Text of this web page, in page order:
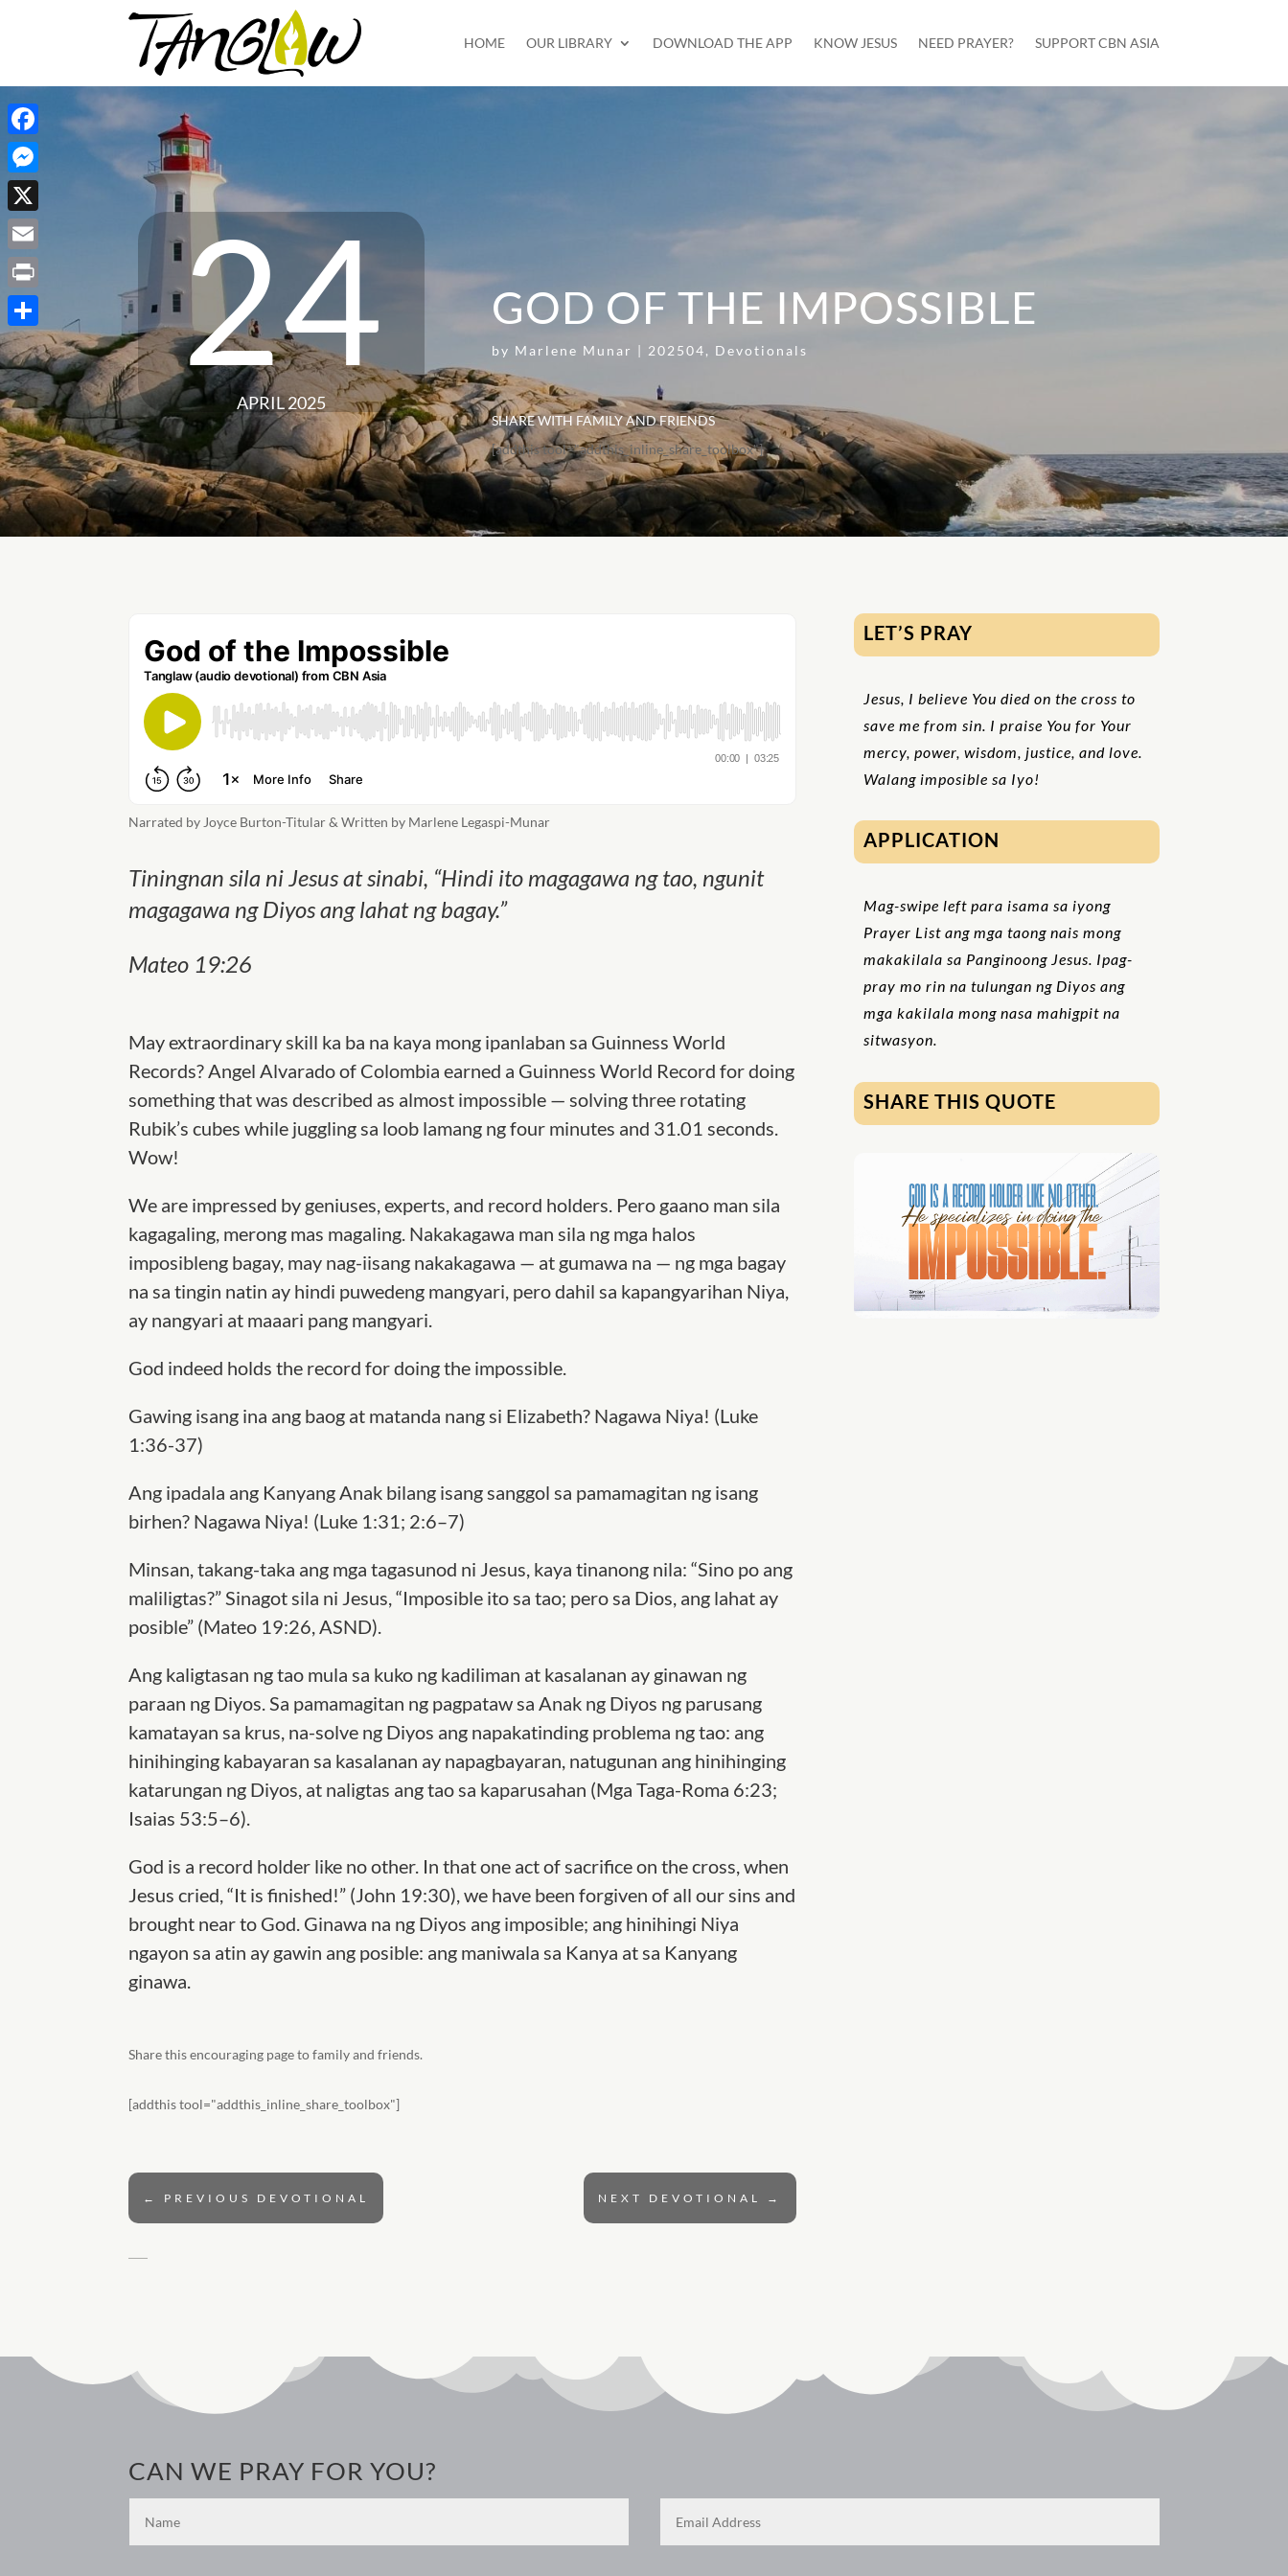
HOME OUR LIBRARY DOWNLOAD THE APP KNOW JESUS NEED PRAYER? SUPPORT CBN ASIA
24
APRIL 2025
GOD OF THE IMPOSSIBLE
by Marlene Munar | 202504, Devotionals
SHARE WITH FAMILY AND FRIENDS
[addthis tool="addthis_inline_share_toolbox"]
Narrated by Joyce Burton-Titular & Written by Marlene Legaspi-Munar
Tiningnan sila ni Jesus at sinabi, “Hindi ito magagawa ng tao, ngunit
magagawa ng Diyos ang lahat ng bagay.”
Mateo 19:26
May extraordinary skill ka ba na kaya mong ipanlaban sa Guinness World
Records? Angel Alvarado of Colombia earned a Guinness World Record for doing
something that was described as almost impossible — solving three rotating
Rubik’s cubes while juggling sa loob lamang ng four minutes and 31.01 seconds.
Wow!
We are impressed by geniuses, experts, and record holders. Pero gaano man sila
kagagaling, merong mas magaling. Nakakagawa man sila ng mga halos
imposibleng bagay, may nag-iisang nakakagawa — at gumawa na — ng mga bagay
na sa tingin natin ay hindi puwedeng mangyari, pero dahil sa kapangyarihan Niya,
ay nangyari at maaari pang mangyari.
God indeed holds the record for doing the impossible.
Gawing isang ina ang baog at matanda nang si Elizabeth? Nagawa Niya! (Luke
1:36-37)
Ang ipadala ang Kanyang Anak bilang isang sanggol sa pamamagitan ng isang
birhen? Nagawa Niya! (Luke 1:31; 2:6–7)
Minsan, takang-taka ang mga tagasunod ni Jesus, kaya tinanong nila: “Sino po ang
maliligtas?” Sinagot sila ni Jesus, “Imposible ito sa tao; pero sa Dios, ang lahat ay
posible” (Mateo 19:26, ASND).
Ang kaligtasan ng tao mula sa kuko ng kadiliman at kasalanan ay ginawan ng
paraan ng Diyos. Sa pamamagitan ng pagpataw sa Anak ng Diyos ng parusang
kamatayan sa krus, na-solve ng Diyos ang napakatinding problema ng tao: ang
hinihinging kabayaran sa kasalanan ay napagbayaran, natugunan ang hinihinging
katarungan ng Diyos, at naligtas ang tao sa kaparusahan (Mga Taga-Roma 6:23;
Isaias 53:5–6).
God is a record holder like no other. In that one act of sacrifice on the cross, when
Jesus cried, “It is finished!” (John 19:30), we have been forgiven of all our sins and
brought near to God. Ginawa na ng Diyos ang imposible; ang hinihingi Niya
ngayon sa atin ay gawin ang posible: ang maniwala sa Kanya at sa Kanyang
ginawa.
Share this encouraging page to family and friends.
[addthis tool="addthis_inline_share_toolbox"]
← PREVIOUS DEVOTIONAL NEXT DEVOTIONAL →
LET’S PRAY
Jesus, I believe You died on the cross to
save me from sin. I praise You for Your
mercy, power, wisdom, justice, and love.
Walang imposible sa Iyo!
APPLICATION
Mag-swipe left para isama sa iyong
Prayer List ang mga taong nais mong
makakilala sa Panginoong Jesus. Ipag-
pray mo rin na tulungan ng Diyos ang
mga kakilala mong nasa mahigpit na
sitwasyon.
SHARE THIS QUOTE
CAN WE PRAY FOR YOU?
Facebook
Messenger
X
Email
Print
Share